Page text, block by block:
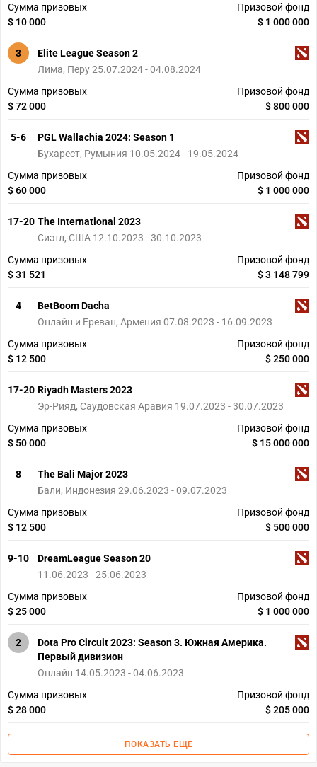
Сумма призовых
$ 10 000
Призовой фонд
$ 1 000 000
3
Elite League Season 2
Лима, Перу 25.07.2024 - 04.08.2024
Сумма призовых
$ 72 000
Призовой фонд
$ 800 000
5-6
PGL Wallachia 2024: Season 1
Бухарест, Румыния 10.05.2024 - 19.05.2024
Сумма призовых
$ 60 000
Призовой фонд
$ 1 000 000
17-20 The International 2023
Сиэтл, США 12.10.2023 - 30.10.2023
Сумма призовых
$ 31 521
Призовой фонд
$ 3 148 799
4
BetBoom Dacha
Онлайн и Ереван, Армения 07.08.2023 - 16.09.2023
Сумма призовых
$ 12 500
Призовой фонд
$ 250 000
17-20 Riyadh Masters 2023
Эр-Рияд, Саудовская Аравия 19.07.2023 - 30.07.2023
Сумма призовых
$ 50 000
Призовой фонд
$ 15 000 000
8
The Bali Major 2023
Бали, Индонезия 29.06.2023 - 09.07.2023
Сумма призовых
$ 12 500
Призовой фонд
$ 500 000
9-10
DreamLeague Season 20
11.06.2023 - 25.06.2023
Сумма призовых
$ 25 000
Призовой фонд
$ 1 000 000
2
Dota Pro Circuit 2023: Season 3. Южная Америка.
Первый дивизион
Онлайн 14.05.2023 - 04.06.2023
Сумма призовых
$ 28 000
Призовой фонд
$ 205 000
ПОКАЗАТЬ ЕЩЕ